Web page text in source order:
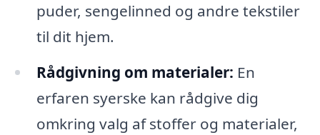
puder, sengelinned og andre tekstiler
til dit hjem.
Rådgivning om materialer: En
erfaren syerske kan rådgive dig
omkring valg af stoffer og materialer,